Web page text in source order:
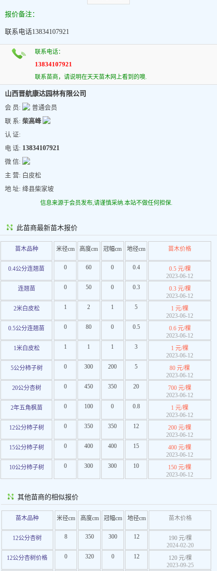
报价备注：
联系电话13834107921
联系电话：
13834107921
联系苗商，请说明在天天苗木网上看到的噢.
山西晋航康达园林有限公司
会 员:
普通会员
联 系: 柴高峰
认 证:
电 话: 13834107921
微 信:
主 营: 白皮松
地 址: 绛县柴家坡
信息来源于会员发布,请谨慎采纳.本站不做任何担保.
此苗商最新苗木报价
苗木品种 米径cm 高度cm 冠幅cm 地径cm 苗木价格
0.4公分连翘苗 0 60 0 0.4
0.5 元/棵
2023-06-12
连翘苗
0 50 0 0.3
0.3 元/棵
2023-06-12
2米白皮松
1 2 1 5
1 元/棵
2023-06-12
0.5公分连翘苗
0 80 0 0.5
0.6 元/棵
2023-06-12
1米白皮松
1 1 1 3
1 元/棵
2023-06-12
5公分柿子树
0 300 200 5
80 元/棵
2023-06-12
20公分杏树
0 450 350 20
700 元/棵
2023-06-12
2年五角枫苗
0 100 0 0.8
1 元/棵
2023-06-12
12公分柿子树
0 350 350 12
200 元/棵
2023-06-12
15公分柿子树
0 400 400 15
400 元/棵
2023-06-12
10公分柿子树
0 300 300 10
150 元/棵
2023-06-12
其他苗商的相似报价
苗木品种 米径cm 高度cm 冠幅cm 地径cm 苗木价格
12公分杏树 8 350 300 12
190 元/棵
2024-02-20
12公分杏树价格
0 320 0 12
120 元/棵
2023-09-25